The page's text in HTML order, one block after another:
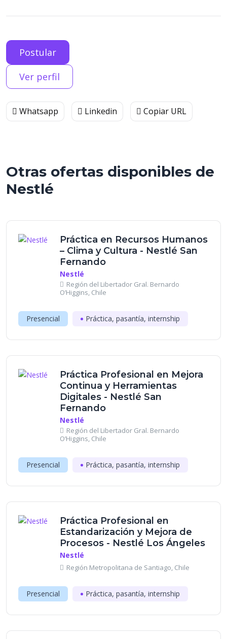
Postular
Ver perfil
Whatsapp Linkedin Copiar URL
Otras ofertas disponibles de
Nestlé
Práctica en Recursos Humanos
– Clima y Cultura - Nestlé San
Fernando
Nestlé
Región del Libertador Gral. Bernardo
O’Higgins, Chile
Presencial Práctica, pasantía, internship
Práctica Profesional en Mejora
Continua y Herramientas
Digitales - Nestlé San
Fernando
Nestlé
Región del Libertador Gral. Bernardo
O’Higgins, Chile
Presencial Práctica, pasantía, internship
Práctica Profesional en
Estandarización y Mejora de
Procesos - Nestlé Los Ángeles
Nestlé
Región Metropolitana de Santiago, Chile
Presencial Práctica, pasantía, internship